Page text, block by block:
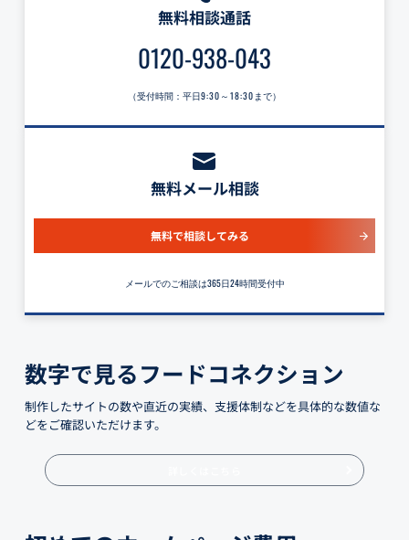
無料相談通話
0120-938-043
（受付時間：平日9:30～18:30 まで）
無料メール相談
無料で相談してみる
メールでのご相談は365日24時間受付中
数字で見るフードコネクション
制作したサイトの数や直近の実績、支援体制などを具体的な数値な
どをご確認いただけます。